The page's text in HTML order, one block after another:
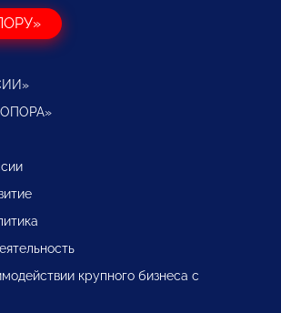
крупного бизнеса с